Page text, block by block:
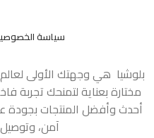
سياسة
بلوشيا هي وجهتك الأولى
مختارة بعناية لتمنحك تجربة
أحدث وأفضل المنتجات بجودة
آمن،